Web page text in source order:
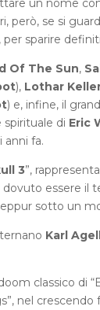
però, se si
per sparire
Of The Sun,
), Lothar
) e, infine, il
spirituale di Eric
fa.
3”,
essere il
sotto un
Karl
classico di
nel